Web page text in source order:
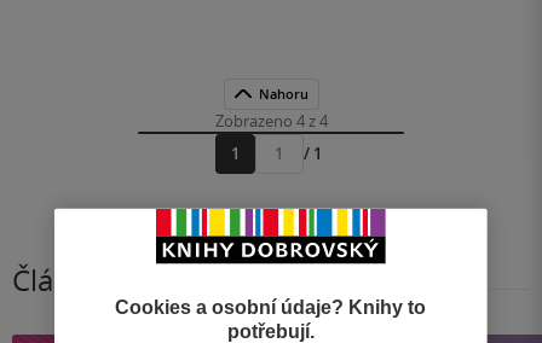
Nahoru
Zobrazeno 4 z 4
1
Přejít
stránku
/ 1
Články, které stojí za pozornost
Cookies a osobní údaje? Knihy to
potřebují.